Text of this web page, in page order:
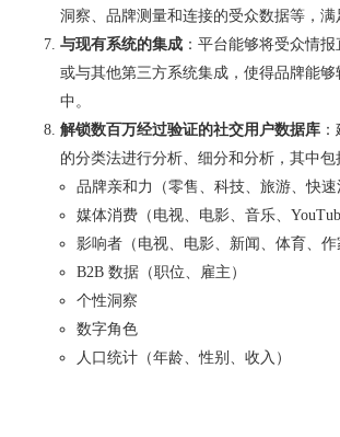
洞察、品牌测量和连接的受众数据等，
与现有系统的集成 ：平台能够将受众情
或与其他第三方系统集成，使得品牌能
中。
解锁数百万经过验证的社交用户数据库
的分类法进行分析、细分和分析，其中包
品牌亲和力（零售、科技、旅游、快速
媒体消费（电视、电影、音乐、
影响者（电视、电影、新闻、体育、作
B2B 数据（职位、雇主）
个性洞察
数字角色
人口统计（年龄、性别、收入）